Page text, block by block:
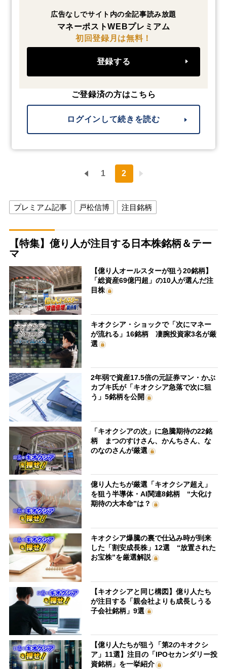
広告なしでサイト内の全記事読み放題
マネーポストWEBプレミアム
初回登録月は無料！
登録する
ご登録済の方はこちら
ログインして続きを読む
1 2
プレミアム記事 戸松信博 注目銘柄
【特集】億り人が注目する日本株銘柄＆テー
マ
【億り人オールスターが狙う20銘柄】
「総資産69億円超」の10人が選んだ注
目株
キオクシア・ショックで「次にマネー
が流れる」16銘柄 凄腕投資家3名が厳
選
2年弱で資産17.5倍の元証券マン・かぶ
カブキ氏が「キオクシア急落で次に狙
う」5銘柄を公開
「キオクシアの次」に急騰期待の22銘
柄 まつのすけさん、かんちさん、な
のなのさんが厳選
億り人たちが厳選「キオクシア超え」
を狙う半導体・AI関連8銘柄 “大化け
期待の大本命”は？
キオクシア爆騰の裏で仕込み時が到来
した「割安成長株」12選 “放置された
お宝株”を厳選解説
【キオクシアと同じ構図】億り人たち
が注目する「親会社よりも成長しうる
子会社銘柄」9選
【億り人たちが狙う「第2のキオクシ
ア」11選】注目の「IPOセカンダリー投
資銘柄」を一挙紹介